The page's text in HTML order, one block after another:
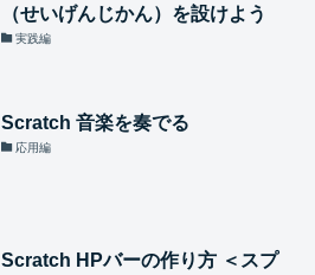
（せいげんじかん）を設けよう
実践編
Scratch 音楽を奏でる
応用編
Scratch HPバーの作り方 ＜スプ